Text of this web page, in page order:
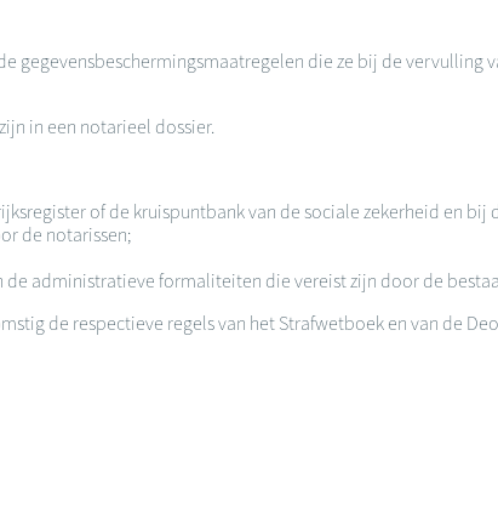
die ze bij de vervulling
in een notarieel dossier.
of de kruispuntbank van de sociale zekerheid en bij
de notarissen;
administratieve formaliteiten die vereist zijn door de
de respectieve regels van het Strafwetboek en van de